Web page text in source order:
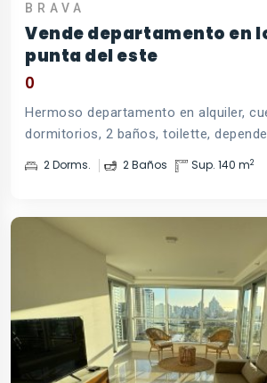
BRAVA
Vende departamento en
punta del este
0
Hermoso departamento en alquiler,
dormitorios, 2 baños, toilette,
2 Dorms. 2 Baños Sup. 140 m2